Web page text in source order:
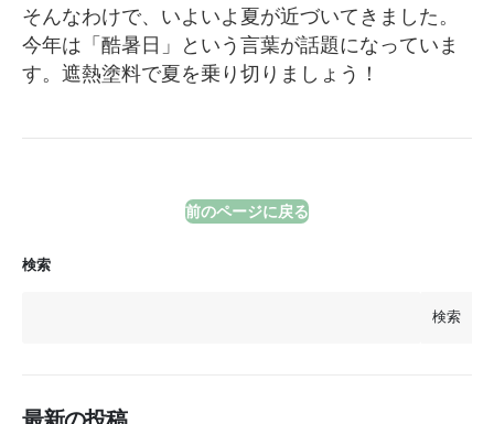
そんなわけで、いよいよ夏が近づいてきました。
今年は「酷暑日」という言葉が話題になっていま
す。遮熱塗料で夏を乗り切りましょう！
前のページに戻る
検索
検索